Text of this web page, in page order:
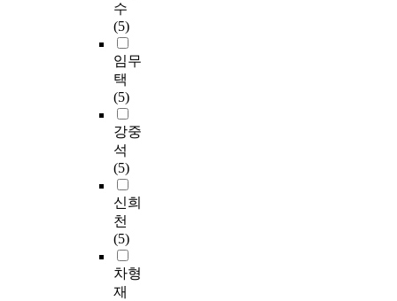
수
(5)
임무
택
(5)
강중
석
(5)
신희
천
(5)
차형
재